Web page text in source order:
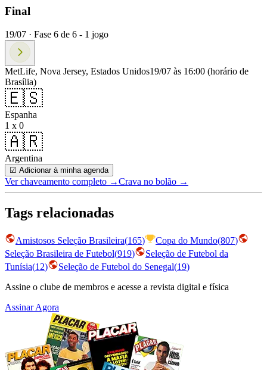
Final
19/07 · Fase 6 de 6 - 1 jogo
MetLife, Nova Jersey, Estados Unidos19/07 às 16:00 (horário de
Brasília)
🇪🇸
Espanha
1 x 0
🇦🇷
Argentina
☑ Adicionar à minha agenda
Ver chaveamento completo →Crava no bolão →
Tags relacionadas
Amistosos Seleção Brasileira(165) Copa do Mundo(807)
Seleção Brasileira de Futebol(919)
Seleção de Futebol da
Tunísia(12) Seleção de Futebol do Senegal(19)
Assine o clube de membros e acesse a revista digital e física
Assinar Agora